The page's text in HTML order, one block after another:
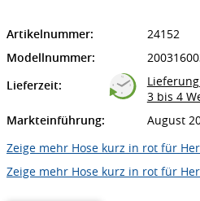
Artikelnummer:
24152
Modellnummer:
Lieferzeit:
3 bis 4
Markteinführung:
August
Zeige mehr Hose kurz in rot für
Zeige mehr Hose kurz in rot für